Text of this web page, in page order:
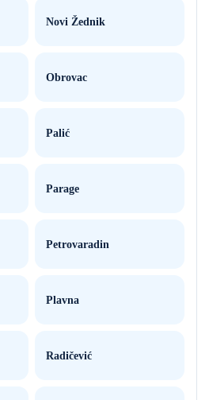
Novi Žednik
Obrovac
Palić
Parage
Petrovaradin
Plavna
Radičević